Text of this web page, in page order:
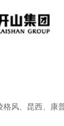
风、昆西、康